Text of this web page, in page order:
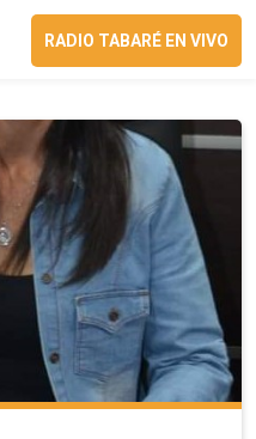
RADIO TABARÉ EN VIVO